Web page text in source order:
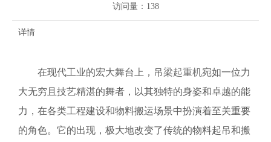
访问量： 138
详情
在现代工业的宏大舞台上，吊梁起重机宛如一位力
大无穷且技艺精湛的舞者，以其独特的身姿和卓越的能
力，在各类工程建设和物料搬运场景中扮演着至关重要
的角色。它的出现，极大地改变了传统的物料起吊和搬